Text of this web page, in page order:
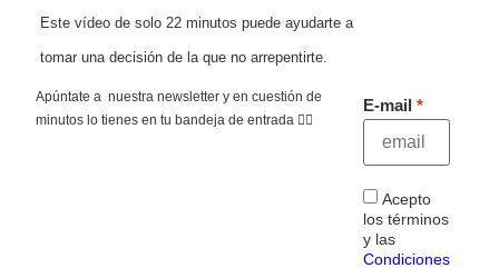
Este vídeo de solo 22 minutos puede ayudarte a
tomar una decisión de la que no arrepentirte.
Apúntate a nuestra newsletter y en cuestión de
minutos lo tienes en tu bandeja de entrada 👇🏻
E-mail
Acepto
los términos
y las
Condiciones